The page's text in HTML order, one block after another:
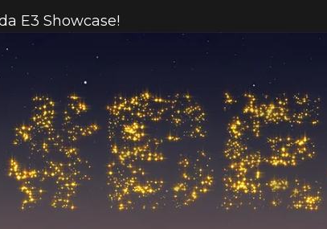
E3 Showcase!